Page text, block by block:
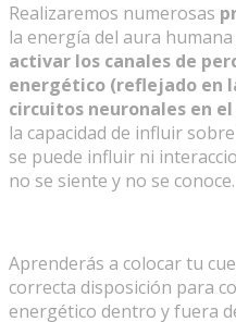
Realizaremos numerosas
la energía del aura
activar los canales de
energético (reflejado en
circuitos neuronales en
la capacidad de influir
se puede influir ni
no se siente y no se conoce.
Aprenderás a colocar tu
correcta disposición para
energético dentro y fuera